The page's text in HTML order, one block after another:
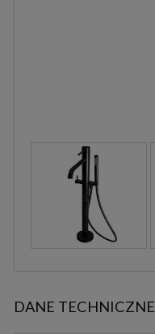
DANE TECHNICZNE